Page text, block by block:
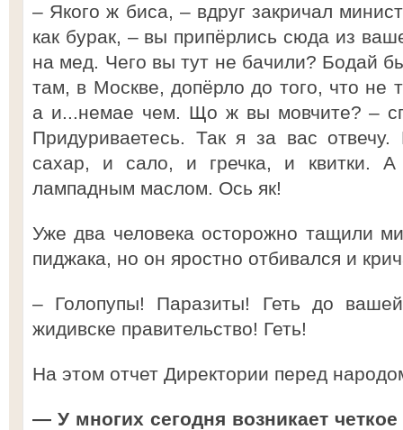
– Якого ж биса, – вдруг закричал
как бурак, – вы припёрлись сюда из
на мед. Чего вы тут не бачили? Бодай
там, в Москве, допёрло до того, что не
а и...немае чем. Що ж вы мовчите? –
Придуриваетесь. Так я за вас
сахар, и сало, и гречка, и квитки.
лампадным маслом. Ось як!
Уже два человека осторожно тащили
пиджака, но он яростно отбивался и
– Голопупы! Паразиты! Геть до
жидивске правительство! Геть!
На этом отчет Директории перед
— У многих сегодня возникает